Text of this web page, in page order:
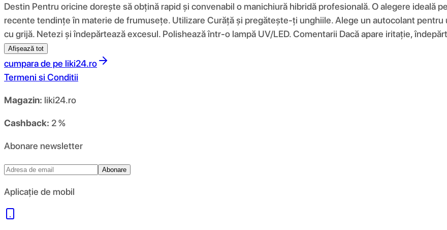
Destin Pentru oricine dorește să obțină rapid și convenabil o manichiură hibridă profesională. O alegere ideală
recente tendințe în materie de frumusețe. Utilizare Curăță și pregătește-ți unghiile. Alege un autocolant
cu grijă. Netezi și îndepărtează excesul. Polishează într-o lampă UV/LED. Comentarii Dacă apare iritație,
Afișează tot
cumpara de pe liki24.ro
Termeni si Conditii
Magazin: liki24.ro
Cashback: 2 %
Abonare newsletter
Abonare
Aplicație de mobil